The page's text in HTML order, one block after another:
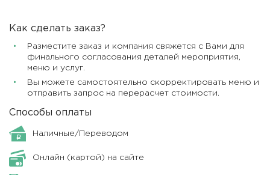
Как сделать заказ?
Разместите заказ и компания свяжется с Вами для
финального согласования деталей мероприятия,
меню и услуг.
Вы можете самостоятельно скорректировать меню и
отправить запрос на перерасчет стоимости.
Способы оплаты
Наличные/Переводом
Онлайн (картой) на сайте